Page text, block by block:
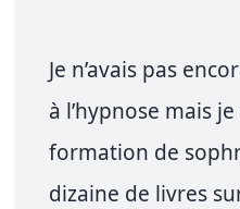
Je n’avais pas
à l’hypnose mais
formation de
dizaine de livres